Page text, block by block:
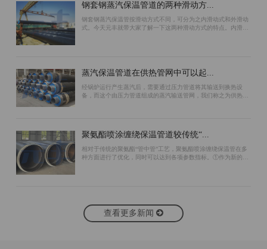
钢套钢蒸汽保温管道的两种滑动方...
钢套钢蒸汽保温管按滑动方式不同，可分为之内滑动式和外滑动
式。今天元丰就带大家了解一下这两种滑动方式的特点。内滑动
蒸汽保温管道在供热管网中可以起...
经锅炉运行产生蒸汽后，需要通过压力管道将其输送到换热设
备，而这个由压力管道组成的蒸汽输送管网，我们称之为供热管
聚氨酯喷涂缠绕保温管道较传统“...
相对于传统的聚氨酯“管中管”工艺，聚氨酯喷涂缠绕保温管在多
种方面进行了优化，同时可以达到各项参数指标。①作为新的生
查看更多新闻